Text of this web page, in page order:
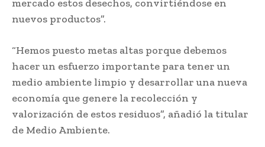
mercado estos desechos, convirtiéndose en
nuevos productos”.
“Hemos puesto metas altas porque debemos
hacer un esfuerzo importante para tener un
medio ambiente limpio y desarrollar una nueva
economía que genere la recolección y
valorización de estos residuos”, añadió la titular
de Medio Ambiente.